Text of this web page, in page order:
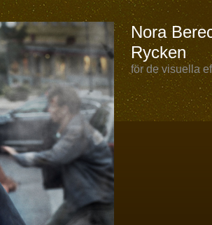
Nora
Rycken
för de visuella